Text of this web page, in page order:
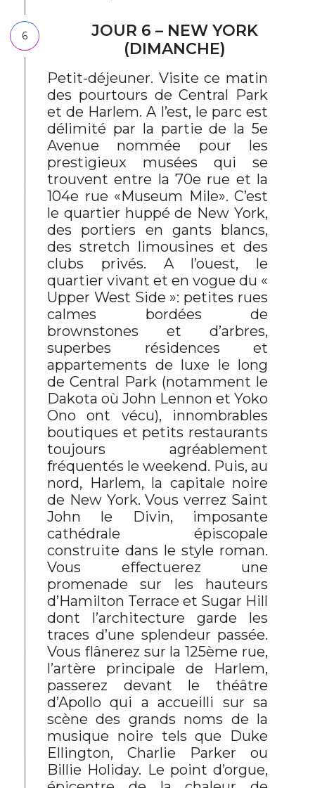
6
JOUR 6 – NEW YORK
(DIMANCHE)
Petit-déjeuner. Visite ce matin
des pourtours de Central Park
et de Harlem. A l’est, le parc est
délimité par la partie de la 5e
Avenue nommée pour les
prestigieux musées qui se
trouvent entre la 70e rue et la
104e rue «Museum Mile». C’est
le quartier huppé de New York,
des portiers en gants blancs,
des stretch limousines et des
clubs privés. A l’ouest, le
quartier vivant et en vogue du «
Upper West Side »: petites rues
calmes bordées de
brownstones et d’arbres,
superbes résidences et
appartements de luxe le long
de Central Park (notamment le
Dakota où John Lennon et Yoko
Ono ont vécu), innombrables
boutiques et petits restaurants
toujours agréablement
fréquentés le weekend. Puis, au
nord, Harlem, la capitale noire
de New York. Vous verrez Saint
John le Divin, imposante
cathédrale épiscopale
construite dans le style roman.
Vous effectuerez une
promenade sur les hauteurs
d’Hamilton Terrace et Sugar Hill
dont l’architecture garde les
traces d’une splendeur passée.
Vous flânerez sur la 125ème rue,
l’artère principale de Harlem,
passerez devant le théâtre
d’Apollo qui a accueilli sur sa
scène des grands noms de la
musique noire tels que Duke
Ellington, Charlie Parker ou
Billie Holiday. Le point d’orgue,